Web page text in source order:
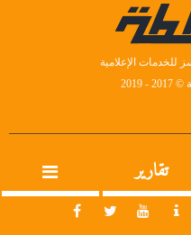
الإعلامية
2019
تقارير